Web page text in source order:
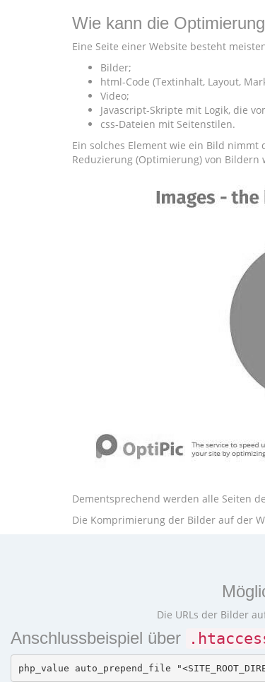
Wie kann die
Eine Seite einer Website besteht
Bilder;
html-Code (Textinhalt, Layout,
Video;
Javascript-Skripte mit Logik, die
css-Dateien mit Seitenstilen.
Ein solches Element wie ein Bild nimmt
Reduzierung (Optimierung) von
Dementsprechend werden alle Seiten
Die Komprimierung der Bilder auf der
Die URLs der Bilder
Anschlussbeispiel über